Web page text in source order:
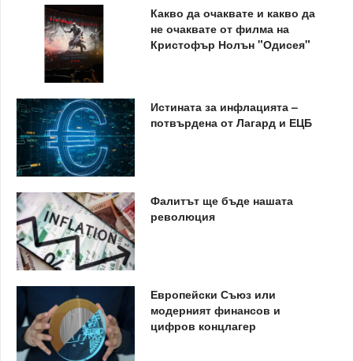
Какво да очаквате и какво да
не очаквате от филма на
Кристофър Нолън "Одисея"
Истината за инфлацията –
потвърдена от Лагард и ЕЦБ
Фалитът ще бъде нашата
революция
Европейски Съюз или
модерният финансов и
цифров концлагер